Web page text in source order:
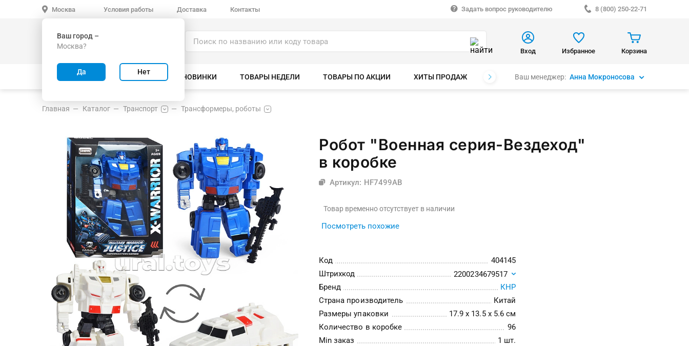
Москва
Ваш город –
Москва?
Да Нет
Условия работы Доставка Контакты Задать вопрос руководителю 8 (800) 250-22-71
Вход Избранное Корзина
ВСЕ ТОВАРЫ ВЕЛОСИПЕДЫ НОВИНКИ ТОВАРЫ НЕДЕЛИ ТОВАРЫ ПО АКЦИИ ХИТЫ ПРОДАЖ БРЕНДЫВаш менеджер: Анна Мокроносова
Главная Каталог Транспорт Трансформеры, роботы
Робот "Военная серия-Вездеход"
в коробке
Артикул: HF7499AB
Товар временно отсутствует в наличии
Посмотреть похожие
Код
404145
Штрихкод
2200234679517
Бренд
КНР
Страна производитель
Китай
Размеры упаковки
17.9 x 13.5 x 5.6 см
Количество в коробке
96
Min заказ
1 шт.